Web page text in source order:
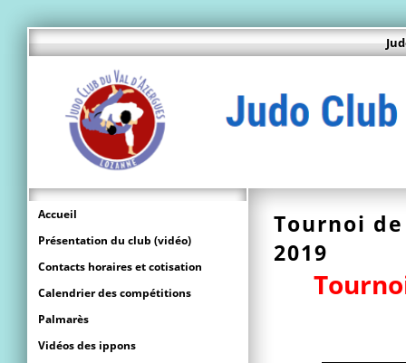
Tournoi
2019
Accueil
Présentation du club (vidéo)
Contacts horaires et cotisation
Calendrier des compétitions
Palmarès
Vidéos des ippons